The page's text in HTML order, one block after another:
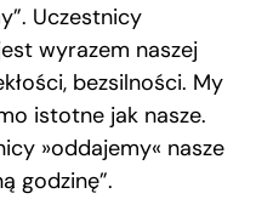
Uczestnicy
wyrazem naszej
bezsilności. My
istotne jak nasze.
»oddajemy« nasze
godzinę”.